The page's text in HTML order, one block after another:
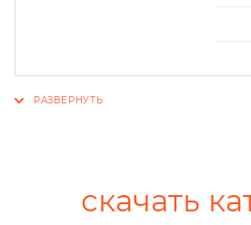
скачать